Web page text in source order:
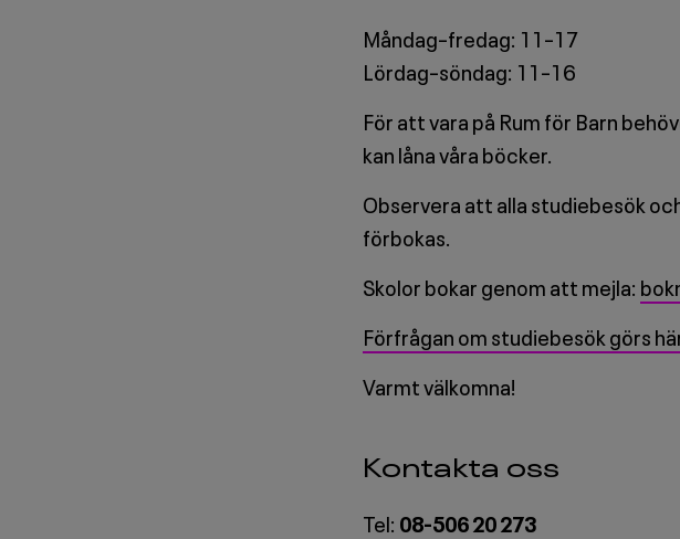
Måndag–fredag: 11–17
Lördag–söndag: 11–16
För att vara på Rum för Barn
kan låna våra böcker.
Observera att alla studiebesök
förbokas.
Skolor bokar genom att mejla:
Förfrågan om studiebesök görs
Varmt välkomna!
Kontakta oss
Tel: 08-506 20 273